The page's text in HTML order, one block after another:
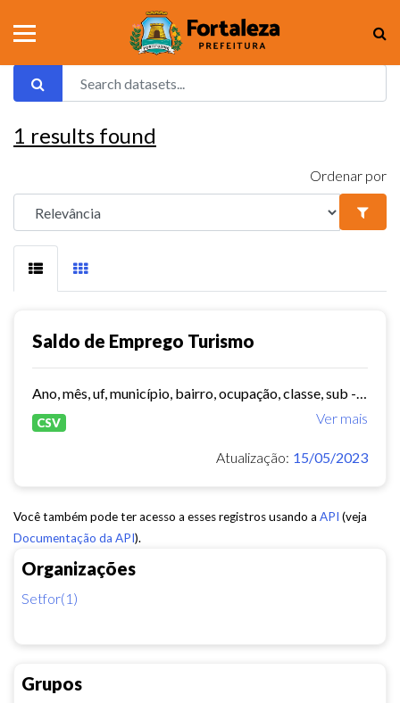
Organizações
Setfor(1)
Grupos
1 results found
Ordenar por
Saldo de Emprego Turismo
Ver mais
CSV
Atualização: 15/05/2023
Você também pode ter acesso a esses registros usando a API (veja
Documentação da API).